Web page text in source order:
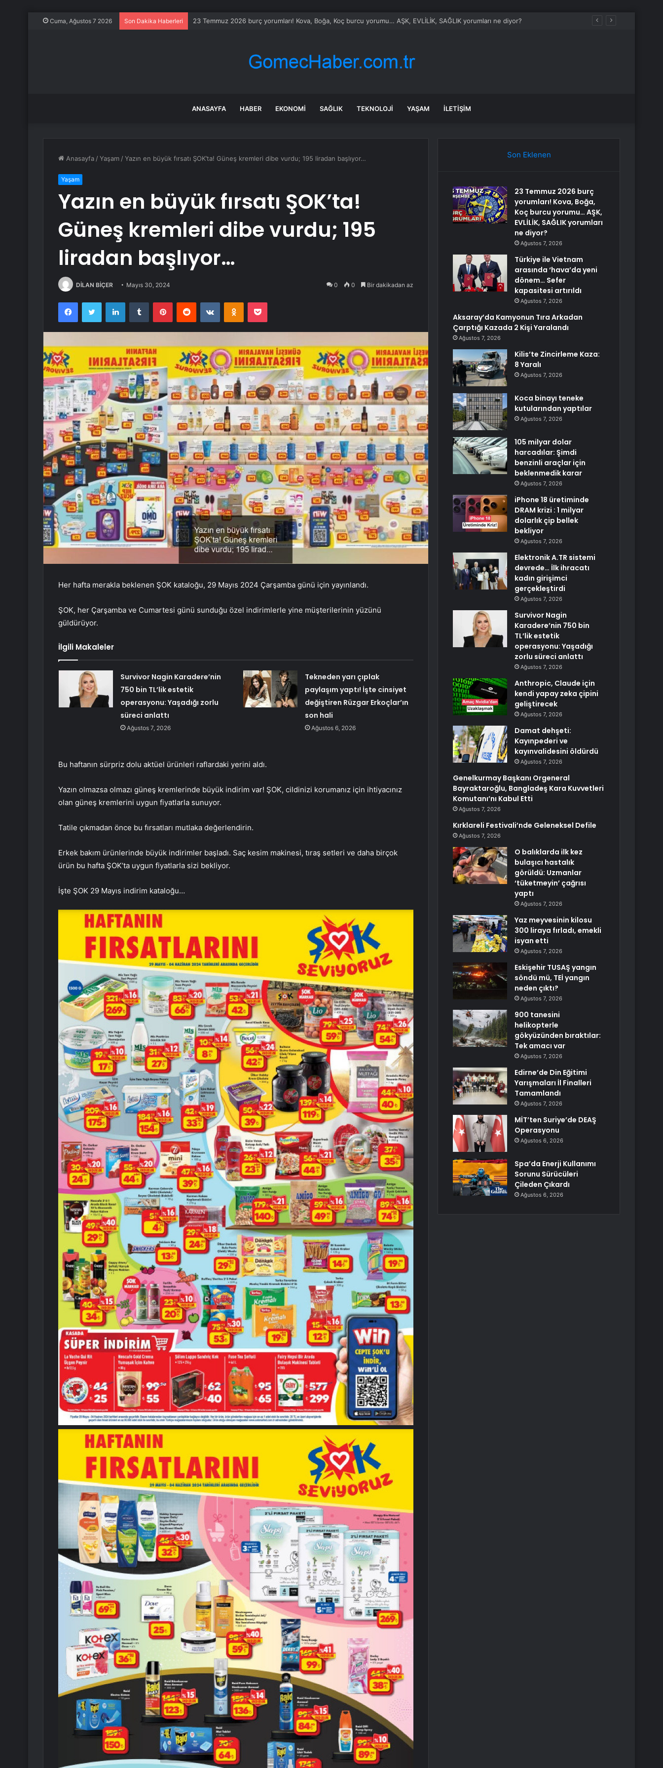
Cuma, Ağustos 7 2026 Son Dakika Haberleri Türkiye ile Vietnam arasında ‘hava’da yeni dönem… Sefer kapasitesi artırıldı
ANASAYFA HABER EKONOMI SAĞLIK TEKNOLOJI YAŞAM İLETIŞIM
Anasayfa /Yaşam /Yazın en büyük fırsatı ŞOK’ta! Güneş kremleri dibe vurdu; 195 liradan başlıyor…
Yaşam
Yazın en büyük fırsatı ŞOK’ta!
Güneş kremleri dibe vurdu; 195
liradan başlıyor…
DİLAN BİÇER Mayıs 30, 2024 0 0 Bir dakikadan az
FacebookTwitter LinkedInTumblr PinterestReddit VKontakteOdnoklassniki
Pocket
Her hafta merakla beklenen ŞOK kataloğu, 29 Mayıs 2024 Çarşamba günü için yayınlandı.
ŞOK, her Çarşamba ve Cumartesi günü sunduğu özel indirimlerle yine müşterilerinin yüzünü
güldürüyor.
İlgili Makaleler
Survivor Nagin Karadere’nin
750 bin TL’lik estetik
operasyonu: Yaşadığı zorlu
süreci anlattı
Ağustos 7, 2026
Tekneden yarı çıplak
paylaşım yaptı! İşte cinsiyet
değiştiren Rüzgar Erkoçlar’ın
son hali
Ağustos 6, 2026
Bu haftanın sürpriz dolu aktüel ürünleri raflardaki yerini aldı.
Yazın olmazsa olmazı güneş kremlerinde büyük indirim var! ŞOK, cildinizi korumanız için ihtiyacınız
olan güneş kremlerini uygun fiyatlarla sunuyor.
Tatile çıkmadan önce bu fırsatları mutlaka değerlendirin.
Erkek bakım ürünlerinde büyük indirimler başladı. Saç kesim makinesi, tıraş setleri ve daha birçok
ürün bu hafta ŞOK’ta uygun fiyatlarla sizi bekliyor.
İşte ŞOK 29 Mayıs indirim kataloğu…
Son Eklenen
23 Temmuz 2026 burç
yorumları! Kova, Boğa,
Koç burcu yorumu… AŞK,
EVLİLİK, SAĞLIK yorumları
ne diyor?
Ağustos 7, 2026
Türkiye ile Vietnam
arasında ‘hava’da yeni
dönem… Sefer
kapasitesi artırıldı
Ağustos 7, 2026
Aksaray’da Kamyonun Tıra Arkadan
Çarptığı Kazada 2 Kişi Yaralandı
Ağustos 7, 2026
Kilis’te Zincirleme Kaza:
8 Yaralı
Ağustos 7, 2026
Koca binayı teneke
kutularından yaptılar
Ağustos 7, 2026
105 milyar dolar
harcadılar: Şimdi
benzinli araçlar için
beklenmedik karar
Ağustos 7, 2026
iPhone 18 üretiminde
DRAM krizi : 1 milyar
dolarlık çip bellek
bekliyor
Ağustos 7, 2026
Elektronik A.TR sistemi
devrede… İlk ihracatı
kadın girişimci
gerçekleştirdi
Ağustos 7, 2026
Survivor Nagin
Karadere’nin 750 bin
TL’lik estetik
operasyonu: Yaşadığı
zorlu süreci anlattı
Ağustos 7, 2026
Anthropic, Claude için
kendi yapay zeka çipini
geliştirecek
Ağustos 7, 2026
Damat dehşeti:
Kayınpederi ve
kayınvalidesini öldürdü
Ağustos 7, 2026
Genelkurmay Başkanı Orgeneral
Bayraktaroğlu, Bangladeş Kara Kuvvetleri
Komutanı’nı Kabul Etti
Ağustos 7, 2026
Kırklareli Festivali’nde Geleneksel Defile
Ağustos 7, 2026
O balıklarda ilk kez
bulaşıcı hastalık
görüldü: Uzmanlar
‘tüketmeyin’ çağrısı
yaptı
Ağustos 7, 2026
Yaz meyvesinin kilosu
300 liraya fırladı, emekli
isyan etti
Ağustos 7, 2026
Eskişehir TUSAŞ yangın
söndü mü, TEİ yangın
neden çıktı?
Ağustos 7, 2026
900 tanesini
helikopterle
gökyüzünden bıraktılar:
Tek amacı var
Ağustos 7, 2026
Edirne’de Din Eğitimi
Yarışmaları İl Finalleri
Tamamlandı
Ağustos 7, 2026
MİT’ten Suriye’de DEAŞ
Operasyonu
Ağustos 6, 2026
Spa’da Enerji Kullanımı
Sorunu Sürücüleri
Çileden Çıkardı
Ağustos 6, 2026